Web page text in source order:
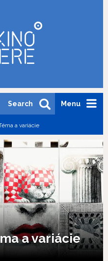
Menu
Search
a variácie
a variácie